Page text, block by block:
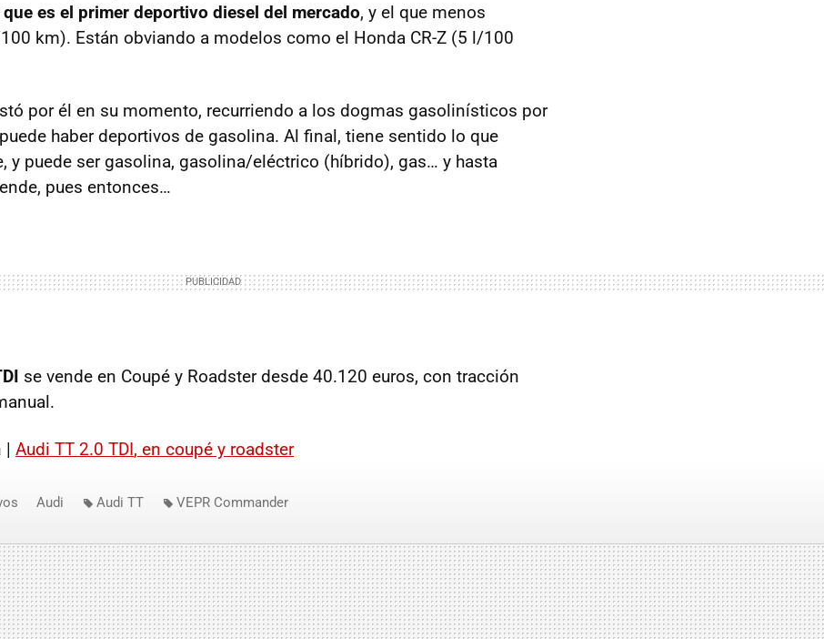
es el primer deportivo diesel del mercado, y el que menos
km). Están obviando a modelos como el Honda CR-Z (5 l/100
por él en su momento, recurriendo a los dogmas gasolinísticos por
haber deportivos de gasolina. Al final, tiene sentido lo que
y puede ser gasolina, gasolina/eléctrico (híbrido), gas… y hasta
pues entonces…
se vende en Coupé y Roadster desde 40.120 euros, con tracción
| Audi TT 2.0 TDI, en coupé y roadster
Audi Audi TT VEPR Commander